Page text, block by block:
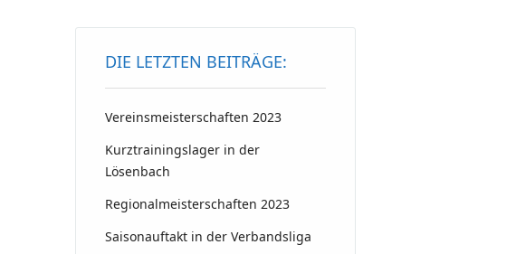
DIE LETZTEN BEITRÄGE:
Vereinsmeisterschaften 2023
Kurztrainingslager in der
Lösenbach
Regionalmeisterschaften 2023
Saisonauftakt in der Verbandsliga